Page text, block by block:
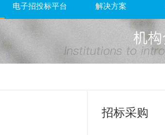
电子招投标平台 解决方案
招标采购